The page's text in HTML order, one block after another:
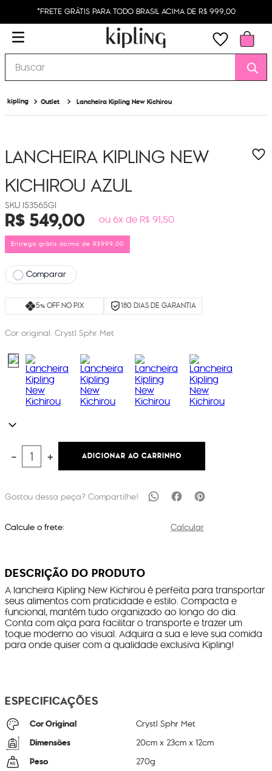
*FRETE GRÁTIS PARA TODO BRASIL ACIMA DE R$ 999,00
Buscar
Outlet Lancheira Kipling New Kichirou
LANCHEIRA KIPLING NEW
KICHIROUAZUL
I53565GI
R$549,00 ou 6x de R$ 91,50
Entrega grátis acima de R$999,00
Comparar
5% OFF NO PIX 180 DIAS DE GARANTIA
Cor original: Crystl Sphr Met
＋
－ ADICIONAR AO CARRINHO
Calcule o frete: Calcular
DESCRIÇÃO DO PRODUTO
A lancheira Kipling New Kichirou é perfeita para transportar
seus alimentos com praticidade e estilo. Compacta e
funcional, mantém tudo organizado ao longo do dia.
Conta com alça para facilitar o transporte e trazer um
toque moderno ao visual. Adquira a sua e leve sua comida
para onde quiser com a qualidade exclusiva Kipling!
ESPECIFICAÇÕES
Cor Original Crystl Sphr Met
Dimensões 20cm x23cm x12cm
Peso 270g